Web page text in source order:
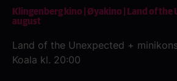
Klingenberg kino | Øyakino | Land of the
august
Land of the Unexpected +
Koala kl. 20:00